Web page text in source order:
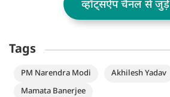
व्हॉट्सऐप चैनल से जुड़ें
Tags
PM Narendra Modi
Akhilesh Yadav
Mamata Banerjee